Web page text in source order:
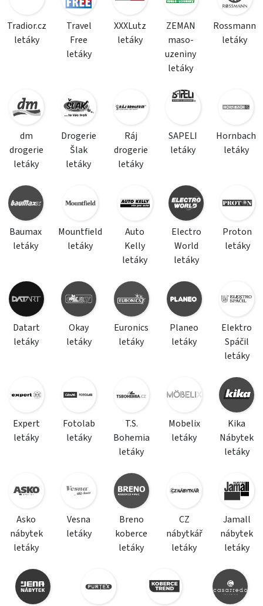
Tradior.cz
letáky
Travel
Free
letáky
XXXLutz
letáky
ZEMAN
maso-
uzeniny
letáky
Rossmann
letáky
dm
drogerie
letáky
Drogerie
Šlak
letáky
Ráj
drogerie
letáky
SAPELI
letáky
Hornbach
letáky
Baumax
letáky
Mountfield
letáky
Auto
Kelly
letáky
Electro
World
letáky
Proton
letáky
Datart
letáky
Okay
letáky
Euronics
letáky
Planeo
letáky
Elektro
Spáčil
letáky
Expert
letáky
Fotolab
letáky
T.S.
Bohemia
letáky
Mobelix
letáky
Kika
Nábytek
letáky
Asko
nábytek
letáky
Vesna
letáky
Breno
koberce
letáky
CZ
nábytkář
letáky
Jamall
nábytek
letáky